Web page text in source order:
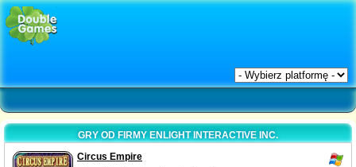
GRY OD FIRMY ENLIGHT INTERACTIVE INC.
Circus Empire